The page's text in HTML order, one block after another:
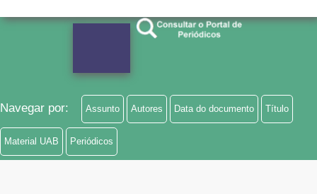
Navegar por: Assunto Autores Data do documento Título
Material UAB Periódicos